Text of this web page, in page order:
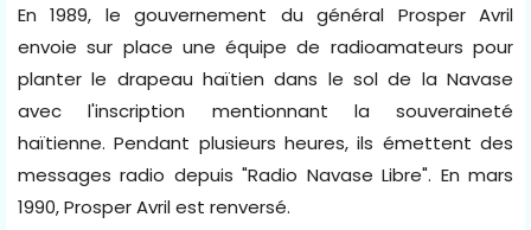
En 1989, le gouvernement du général Prosper Avril
envoie sur place une équipe de radioamateurs pour
planter le drapeau haïtien dans le sol de la Navase
avec l'inscription mentionnant la souveraineté
haïtienne. Pendant plusieurs heures, ils émettent des
messages radio depuis "Radio Navase Libre". En mars
1990, Prosper Avril est renversé.